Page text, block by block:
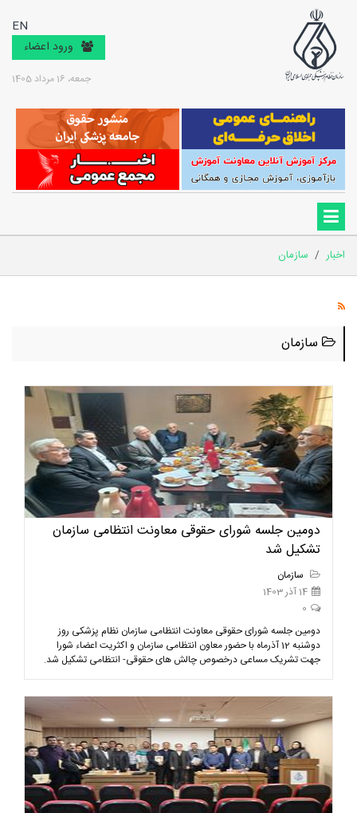
EN
ورود اعضاء
جمعه، 16 مرداد 1405
اخبار / سازمان
سازمان
دومین جلسه شورای حقوقی معاونت انتظامی سازمان
تشکیل شد
سازمان
14 آذر 1403
0
دومین جلسه شورای حقوقی معاونت انتظامی سازمان نظام پزشکی روز
دوشنبه 12 آذرماه با حضور معاون انتظامی سازمان و اکثریت اعضاء شورا
جهت تشریک مساعی درخصوص چالش های حقوقی- انتظامی تشکیل شد.